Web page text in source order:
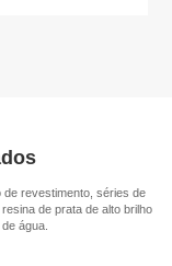
de revestimento, séries de
de prata de alto brilho
água.